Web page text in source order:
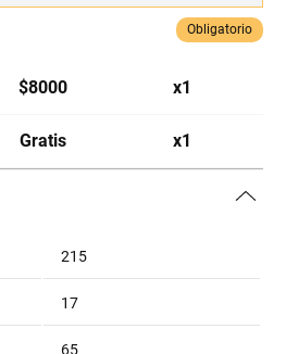
Obligatorio
$8000 x1
Gratis x1
215
17
65